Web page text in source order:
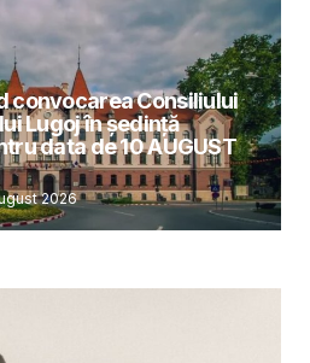
convocarea Consiliului
Lugoj în şedinţă
data de 10 AUGUST
2026